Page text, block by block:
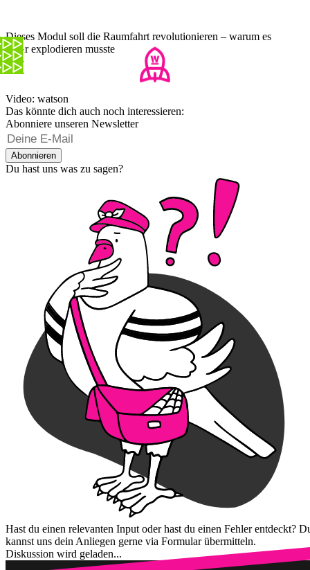
Dieses Modul soll die Raumfahrt revolutionieren – warum es
dafür explodieren musste
Video: watson
Das könnte dich auch noch interessieren:
Abonniere unseren Newsletter
Abonnieren
Du hast uns was zu sagen?
Hast du einen relevanten Input oder hast du einen Fehler entdeckt?
kannst uns dein Anliegen gerne via Formular übermitteln.
Diskussion wird geladen...